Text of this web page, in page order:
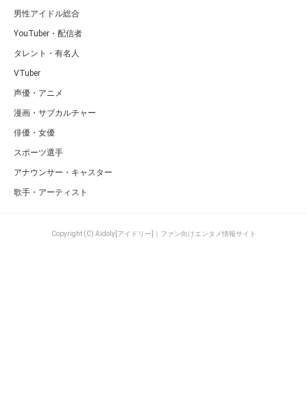
男性アイドル総合
YouTuber・配信者
タレント・有名人
VTuber
声優・アニメ
漫画・サブカルチャー
俳優・女優
スポーツ選手
アナウンサー・キャスター
歌手・アーティスト
Copyright (C) Aidoly[アイドリー]｜ファン向けエンタメ情報サイト